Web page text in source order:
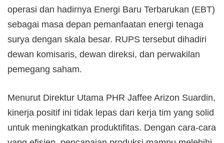
operasi dan hadirnya Energi Baru Terbarukan (EBT)
sebagai masa depan pemanfaatan energi tenaga
surya dengan skala besar. RUPS tersebut dihadiri
dewan komisaris, dewan direksi, dan perwakilan
pemegang saham.
Menurut Direktur Utama PHR Jaffee Arizon Suardin,
kinerja positif ini tidak lepas dari kerja tim yang solid
untuk meningkatkan produktifitas. Dengan cara-cara